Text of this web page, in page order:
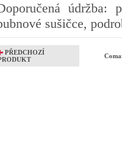
údržba:
sušičce,
PŘEDCHOZÍ